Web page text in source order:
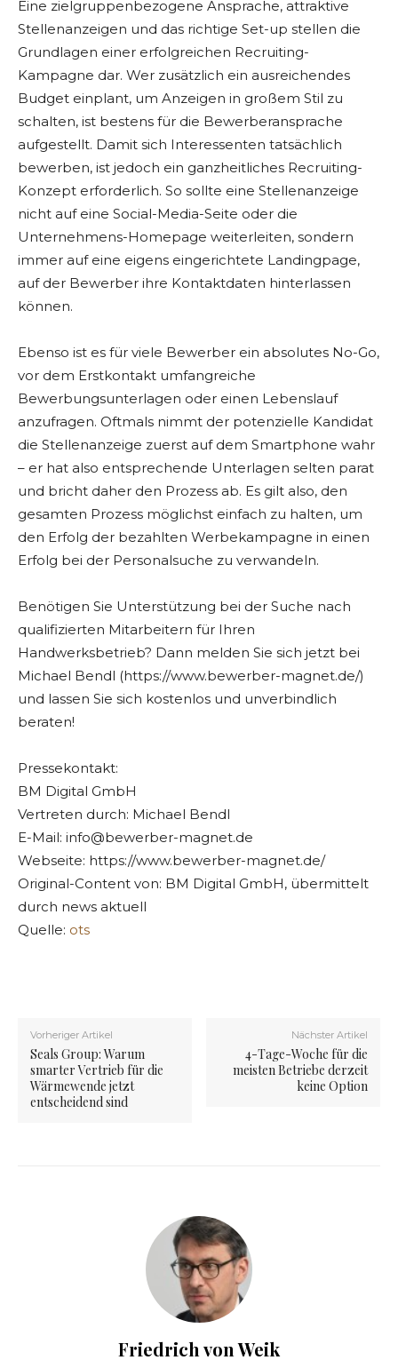
Eine zielgruppenbezogene Ansprache, attraktive
Stellenanzeigen und das richtige Set-up stellen die
Grundlagen einer erfolgreichen Recruiting-
Kampagne dar. Wer zusätzlich ein ausreichendes
Budget einplant, um Anzeigen in großem Stil zu
schalten, ist bestens für die Bewerberansprache
aufgestellt. Damit sich Interessenten tatsächlich
bewerben, ist jedoch ein ganzheitliches Recruiting-
Konzept erforderlich. So sollte eine Stellenanzeige
nicht auf eine Social-Media-Seite oder die
Unternehmens-Homepage weiterleiten, sondern
immer auf eine eigens eingerichtete Landingpage,
auf der Bewerber ihre Kontaktdaten hinterlassen
können.
Ebenso ist es für viele Bewerber ein absolutes No-Go,
vor dem Erstkontakt umfangreiche
Bewerbungsunterlagen oder einen Lebenslauf
anzufragen. Oftmals nimmt der potenzielle Kandidat
die Stellenanzeige zuerst auf dem Smartphone wahr
– er hat also entsprechende Unterlagen selten parat
und bricht daher den Prozess ab. Es gilt also, den
gesamten Prozess möglichst einfach zu halten, um
den Erfolg der bezahlten Werbekampagne in einen
Erfolg bei der Personalsuche zu verwandeln.
Benötigen Sie Unterstützung bei der Suche nach
qualifizierten Mitarbeitern für Ihren
Handwerksbetrieb? Dann melden Sie sich jetzt bei
Michael Bendl (https://www.bewerber-magnet.de/)
und lassen Sie sich kostenlos und unverbindlich
beraten!
Pressekontakt:
BM Digital GmbH
Vertreten durch: Michael Bendl
E-Mail: info@bewerber-magnet.de
Webseite: https://www.bewerber-magnet.de/
Original-Content von: BM Digital GmbH, übermittelt
durch news aktuell
Quelle: ots
Vorheriger Artikel
Seals Group: Warum
smarter Vertrieb für die
Wärmewende jetzt
entscheidend sind
Nächster Artikel
4-Tage-Woche für die
meisten Betriebe derzeit
keine Option
Friedrich von Weik